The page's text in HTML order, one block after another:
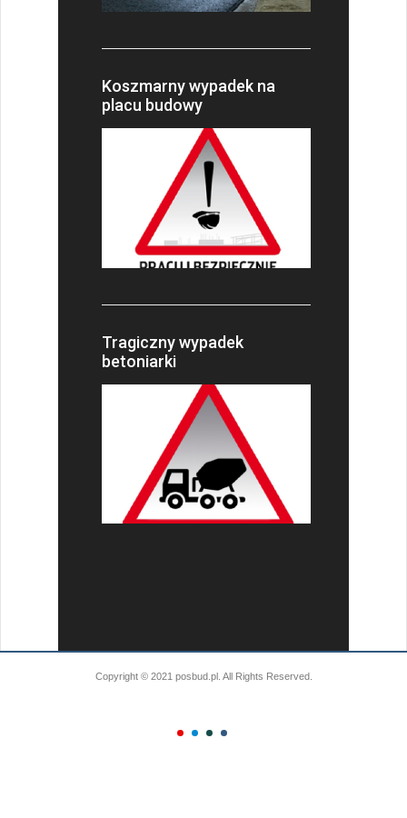
Koszmarny wypadek na
placu budowy
Tragiczny wypadek
betoniarki
Copyright © 2021 posbud.pl. All Rights Reserved.